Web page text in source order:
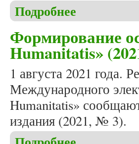
Подробнее
Формирование
Humanitatis»
1 августа 2021 года.
Международного
Humanitatis»
издания (2021, № 3).